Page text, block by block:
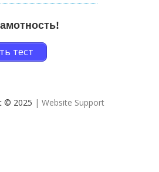
тест
© 2025 | Website Support